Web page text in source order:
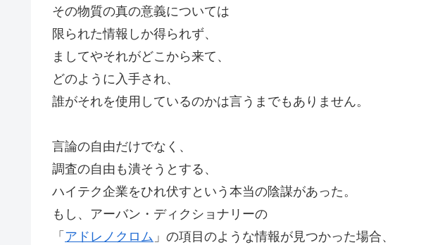
その物質の真の意義については
限られた情報しか得られず、
ましてやそれがどこから来て、
どのように入手され、
誰がそれを使用しているのかは言うまでもありません。
言論の自由だけでなく、
調査の自由も潰そうとする、
ハイテク企業をひれ伏すという本当の陰謀があった。
もし、アーバン・ディクショナリーの
「 アドレノクロム 」の項目のような情報が見つかった場合、